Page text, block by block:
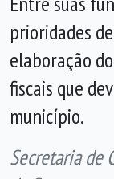
prioridades
elaboração
fiscais que
município.
Secretaria de